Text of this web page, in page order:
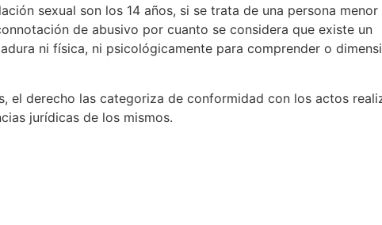
sexual son los 14 años, si se trata de una persona
de abusivo por cuanto se considera que existe un
ni física, ni psicológicamente para comprender o
el derecho las categoriza de conformidad con los actos
jurídicas de los mismos.